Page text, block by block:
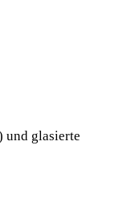
empfohlen
und glasierte